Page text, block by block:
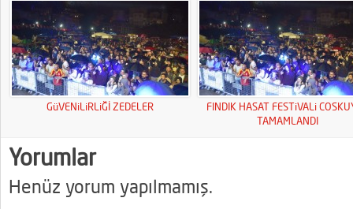
GüVENiLiRLiĞİ ZEDELER
FINDIK HASAT FESTiVALi
TAMAMLANDI
Yorumlar
Henüz yorum yapılmamış.